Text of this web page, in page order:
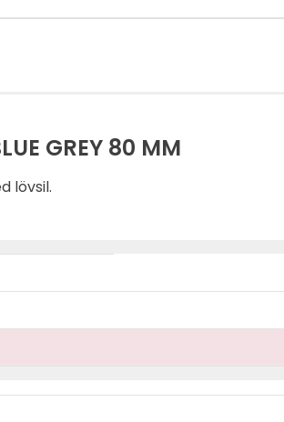
GREY 80 MM
lövsil.